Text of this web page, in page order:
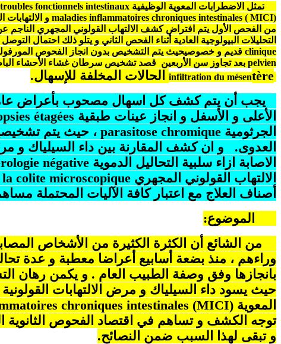
تمثل الاضطرابات المعوية الوظيفية troubles fonctionnels intestinaux
maladies inflammatoires chroniques intestinales ( MICI) و الالتهابات
من الفحص الأول يتم افتراض كشف الالتهاب القولوني المجهري الناجم عن
التحليلات البيولوجية العادية أثناء الفحص الثاني و يتلو ذلك احتمال
clinique قديم و خصوصيحيث يتم التشخيص بدون انجاز الفحوص
pelvien بعد تجاوز سن الأربعين قصد تشخيص سرطان غشاء الأحشاء
infiltration du mésentère
الحالات المخلفة للإسهال.
يجب أن يتم كشف كل اسهال مصحوب بأعراض عامة
الأعلى و الأسفل و انجاز عينات طبقية étagées
الجرثومية parasitose chromique ، حيث يتم
العدوى.
و ان كشف المقارنة بين داء السيلياك و
الاصابة ازاء سلبية التحاليل الدموية négative
الالتهاب القولوني المجهري la colite microscopique
أصناف العلاج مع اعتبار كافة الآليات المحتملة
الموضوع:
من الشائع أن الكثرة الكثيرة من الأشخاص
وراءهم ، منذ بضعة أسابيع أعراضا معطبة و عدة
بانجازها وفق وصفة الطبيب العام . و يكمن رهان
حيث يسود داء السيلياك و مرض الالتهابات القولونية
المعوية chroniques intestinales (MICI)
توجه الكشف و تساهم في اقتصاد الفحوص الثانوية
و تبقى لهذا السبب ضمن النصائح.